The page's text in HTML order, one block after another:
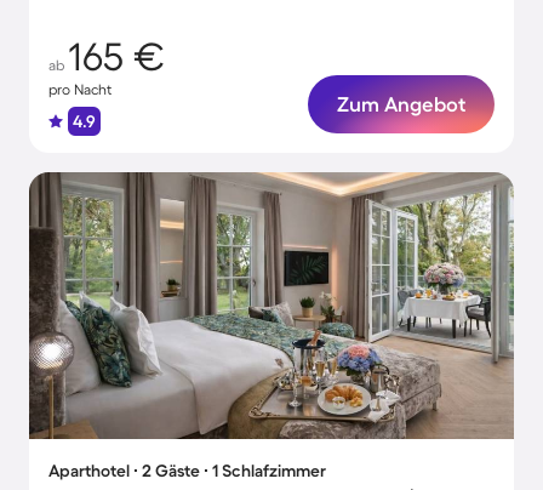
ab 165 €
pro Nacht
4.9
Zum Angebot
Aparthotel ∙ 2 Gäste ∙ 1 Schlafzimmer